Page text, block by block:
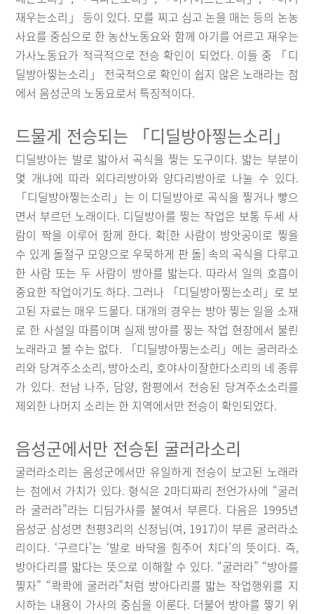
재우는소리」 등이 있다. 모를 찌고 심고 논을 매는 등의 논농
사요를 중심으로 한 농산노동요와 함께 아기를 어르고 재우는
가사노동요가 적극적으로 전승 확인이 되었다. 이들 중 「디
딜방아찧는소리」 전국적으로 확인이 쉽지 않은 노래라는 점
에서 음성군의 노동요로서 특징적이다.
드물게 전승되는 「디딜방아찧는소리」
디딜방아는 발로 밟아서 곡식을 찧는 도구이다. 밟는 부분이
몇 개냐에 따라 외다리방아와 양다리방아로 나눌 수 있다.
「디딜방아찧는소리」는 이 디딜방아로 곡식을 찧거나 빻으
면서 부르던 노래이다. 디딜방아를 찧는 작업은 보통 두세 사
람이 짝을 이루어 함께 한다. 확[한 사람이 방앗공이로 찧을
수 있게 돌절구 모양으로 우묵하게 판 돌] 속의 곡식을 다루고
한 사람 또는 두 사람이 방아를 밟는다. 따라서 일의 호흡이
중요한 작업이기도 하다. 그러나 「디딜방아찧는소리」로 보
고된 자료는 매우 드물다. 대개의 경우는 방아 찧는 일을 소재
로 한 사설일 따름이며 실제 방아를 찧는 작업 현장에서 불린
노래라고 볼 수는 없다. 「디딜방아찧는소리」에는 굴러라소
리와 당겨주소소리, 방아소리, 호야사이잘한다소리의 네 종류
가 있다. 전남 나주, 담양, 함평에서 전승된 당겨주소소리를
제외한 나머지 소리는 한 지역에서만 전승이 확인되었다.
음성군에서만 전승된 굴러라소리
굴러라소리는 음성군에서만 유일하게 전승이 보고된 노래라
는 점에서 가치가 있다. 형식은 2마디짜리 전언가사에 “굴러
라 굴러라”라는 디딤가사를 붙여서 부른다. 다음은 1995년
음성군 삼성면 천평3리의 신정님(여, 1917)이 부른 굴러라소
리이다. ‘구르다’는 ‘발로 바닥을 힘주어 치다’의 뜻이다. 즉,
방아다리를 밟다는 뜻으로 이해할 수 있다. “굴러라” “방아를
찧자” “콱콱에 굴러라”처럼 방아다리를 밟는 작업행위를 지
시하는 내용이 가사의 중심을 이룬다. 더불어 방아를 찧기 위